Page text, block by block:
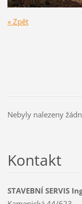
« Zpět
Nebyly nalezeny
Kontakt
STAVEBNÍ SERVIS